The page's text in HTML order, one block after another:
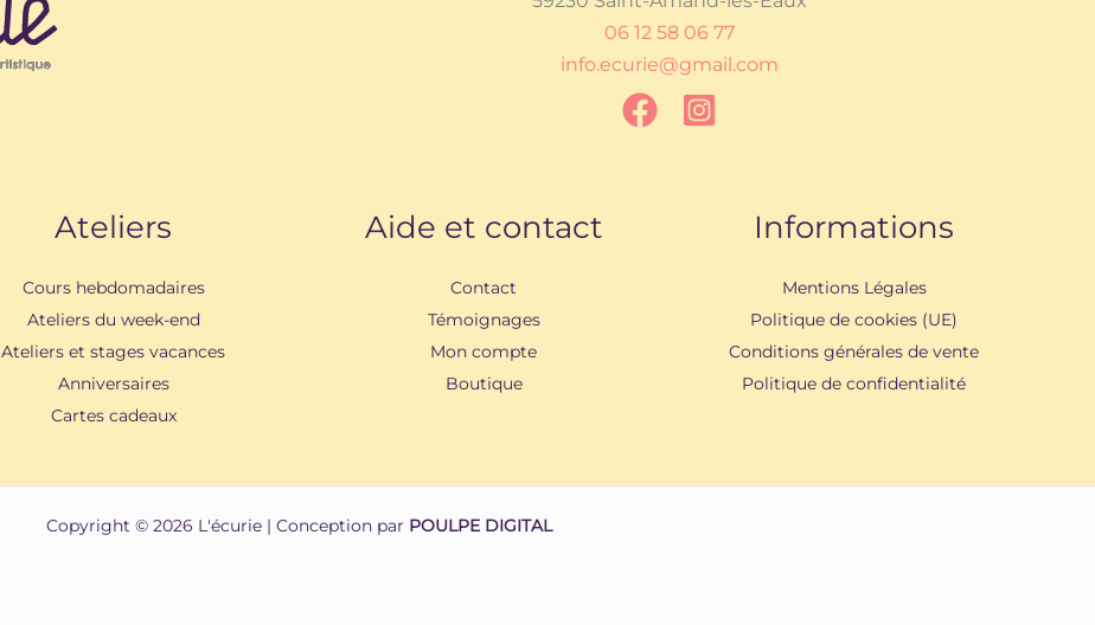
06 12 58 06 77
info.ecurie@gmail.com
Ateliers
Cours hebdomadaires
Ateliers du week-end
Ateliers et stages vacances
Anniversaires
Cartes cadeaux
Aide et contact
Contact
Témoignages
Mon compte
Boutique
Informations
Mentions Légales
Politique de cookies (UE)
Conditions générales de vente
Politique de confidentialité
Copyright © 2026 L'écurie | Conception par POULPE DIGITAL